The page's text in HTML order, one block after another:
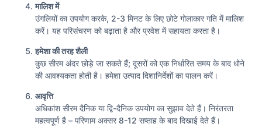
मालिश में
उंगलियों का उपयोग करके, 2-3 मिनट के लिए छोटे गोलाकार गति में मालिश
करें। यह परिसंचरण को बढ़ाता है और प्रवेश में सहायता करता है।
हमेशा की तरह शैली
कुछ सीरम अंदर छोड़े जा सकते हैं; दूसरों को एक निर्धारित समय के बाद धोने
की आवश्यकता होती है। हमेशा उत्पाद दिशानिर्देशों का पालन करें।
आवृत्ति
अधिकांश सीरम दैनिक या द्वि-दैनिक उपयोग का सुझाव देते हैं। निरंतरता
महत्वपूर्ण है – परिणाम अक्सर 8-12 सप्ताह के बाद दिखाई देते हैं।